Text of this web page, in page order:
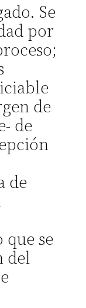
Se
por
de
de
de
se
del